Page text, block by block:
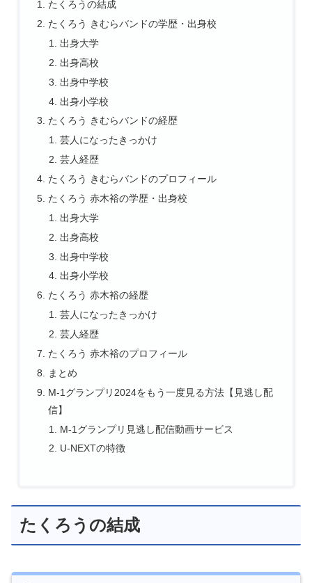
たくろうの結成
たくろう きむらバンドの学歴・出身校
出身大学
出身高校
出身中学校
出身小学校
たくろう きむらバンドの経歴
芸人になったきっかけ
芸人経歴
たくろう きむらバンドのプロフィール
たくろう 赤木裕の学歴・出身校
出身大学
出身高校
出身中学校
出身小学校
たくろう 赤木裕の経歴
芸人になったきっかけ
芸人経歴
たくろう 赤木裕のプロフィール
まとめ
M-1グランプリ2024をもう一度見る方法【見逃し配
信】
M-1グランプリ見逃し配信動画サービス
U-NEXTの特徴
たくろうの結成